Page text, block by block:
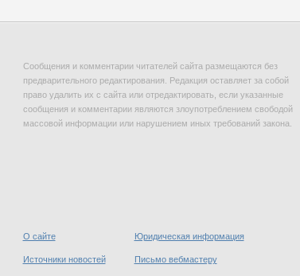
Сообщения и комментарии читателей сайта размещаются без
предварительного редактирования. Редакция оставляет за собой
право удалить их с сайта или отредактировать, если указанные
сообщения и комментарии являются злоупотреблением свободой
массовой информации или нарушением иных требований закона.
О сайте Юридическая информация
Источники новостей Письмо вебмастеру